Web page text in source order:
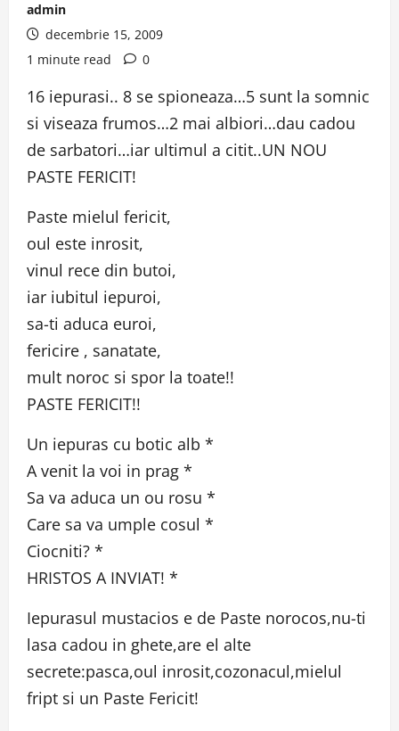
admin
decembrie 15, 2009
1 minute read
0
16 iepurasi.. 8 se spioneaza…5 sunt la somnic
si viseaza frumos…2 mai albiori…dau cadou
de sarbatori…iar ultimul a citit..UN NOU
PASTE FERICIT!
Paste mielul fericit,
oul este inrosit,
vinul rece din butoi,
iar iubitul iepuroi,
sa-ti aduca euroi,
fericire , sanatate,
mult noroc si spor la toate!!
PASTE FERICIT!!
Un iepuras cu botic alb *
A venit la voi in prag *
Sa va aduca un ou rosu *
Care sa va umple cosul *
Ciocniti? *
HRISTOS A INVIAT! *
Iepurasul mustacios e de Paste norocos,nu-ti
lasa cadou in ghete,are el alte
secrete:pasca,oul inrosit,cozonacul,mielul
fript si un Paste Fericit!